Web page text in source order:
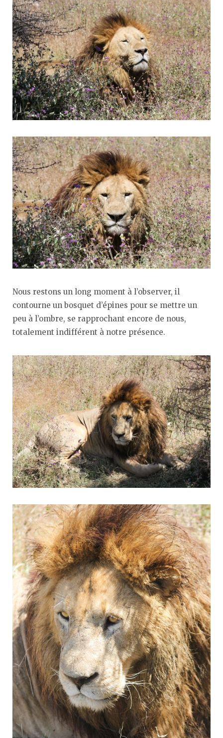
Nous restons un long moment à l’observer, il
contourne un bosquet d’épines pour se mettre un
peu à l’ombre, se rapprochant encore de nous,
totalement indifférent à notre présence.